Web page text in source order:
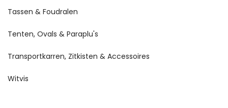
Tassen & Foudralen
Tenten, Ovals & Paraplu's
Transportkarren, Zitkisten & Accessoires
Witvis